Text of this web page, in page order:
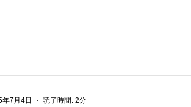
7月4日 読了時間: 2分